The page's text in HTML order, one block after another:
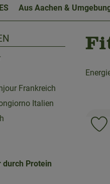
Aus Aachen &
Frankreich
Italien
durch Protein